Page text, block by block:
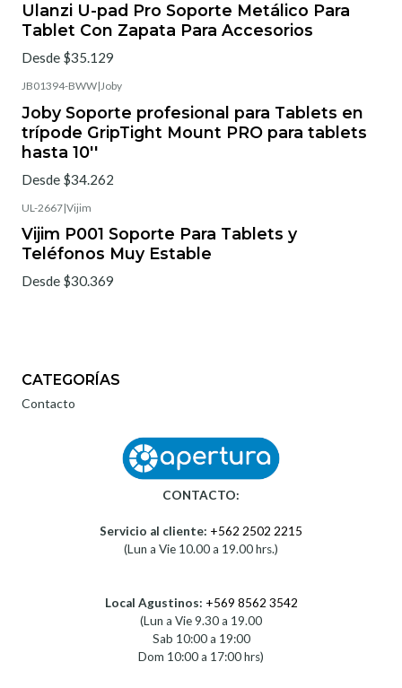
Ulanzi U-pad Pro Soporte Metálico Para
Tablet Con Zapata Para Accesorios
Desde $35.129
JB01394-BWW|Joby
Joby Soporte profesional para Tablets en
trípode GripTight Mount PRO para tablets
hasta 10''
Desde $34.262
UL-2667|Vijim
Vijim P001 Soporte Para Tablets y
Teléfonos Muy Estable
Desde $30.369
CATEGORÍAS
Contacto
CONTACTO:
Servicio al cliente: +562 2502 2215
(Lun a Vie 10.00 a 19.00 hrs.)
Local Agustinos: +569 8562 3542
(Lun a Vie 9.30 a 19.00
Sab 10:00 a 19:00
Dom 10:00 a 17:00 hrs)